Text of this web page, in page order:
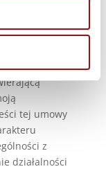
prawnej
tej umowy
z
działalności